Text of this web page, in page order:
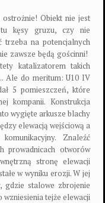
Obiekt nie jest
kęsy gruzu, czy nie
trzeba na potencjalnych
zawsze będą gościnni!
katalizatorem takich
Ale do meritum: U10 IV
5 pomieszczeń, które
kompanii. Konstrukcja
wygięte arkusze blachy
elewacją wejściową a
Znaleźć
prowadnicach otworów
stronę elewacji
w wyniku erozji. W jej
gdzie stalowe zbrojenie
tejże elewacji